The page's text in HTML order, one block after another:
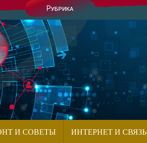
Рубрика
И СОВЕТЫ ИНТЕРНЕТ И СВЯЗЬ